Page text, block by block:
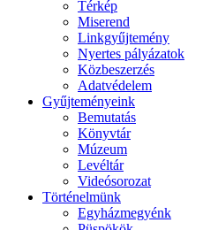
Térkép
Miserend
Linkgyűjtemény
Nyertes pályázatok
Közbeszerzés
Adatvédelem
Gyűjteményeink
Bemutatás
Könyvtár
Múzeum
Levéltár
Videósorozat
Történelmünk
Egyházmegyénk